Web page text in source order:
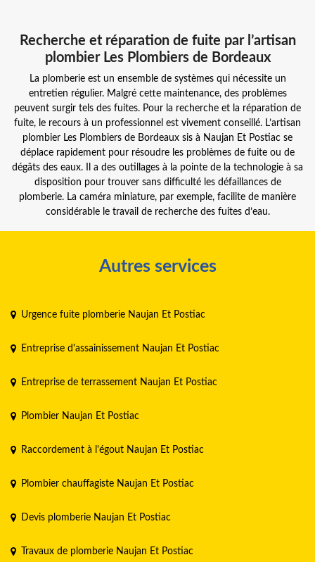
Recherche et réparation de fuite par l’artisan
plombier Les Plombiers de Bordeaux
La plomberie est un ensemble de systèmes qui nécessite un
entretien régulier. Malgré cette maintenance, des problèmes
peuvent surgir tels des fuites. Pour la recherche et la réparation de
fuite, le recours à un professionnel est vivement conseillé. L’artisan
plombier Les Plombiers de Bordeaux sis à Naujan Et Postiac se
déplace rapidement pour résoudre les problèmes de fuite ou de
dégâts des eaux. Il a des outillages à la pointe de la technologie à sa
disposition pour trouver sans difficulté les défaillances de
plomberie. La caméra miniature, par exemple, facilite de manière
considérable le travail de recherche des fuites d’eau.
Autres services
Urgence fuite plomberie Naujan Et Postiac
Entreprise d'assainissement Naujan Et Postiac
Entreprise de terrassement Naujan Et Postiac
Plombier Naujan Et Postiac
Raccordement à l'égout Naujan Et Postiac
Plombier chauffagiste Naujan Et Postiac
Devis plomberie Naujan Et Postiac
Travaux de plomberie Naujan Et Postiac